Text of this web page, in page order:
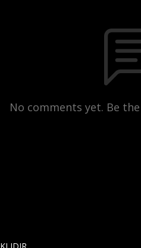
No comments yet. Be